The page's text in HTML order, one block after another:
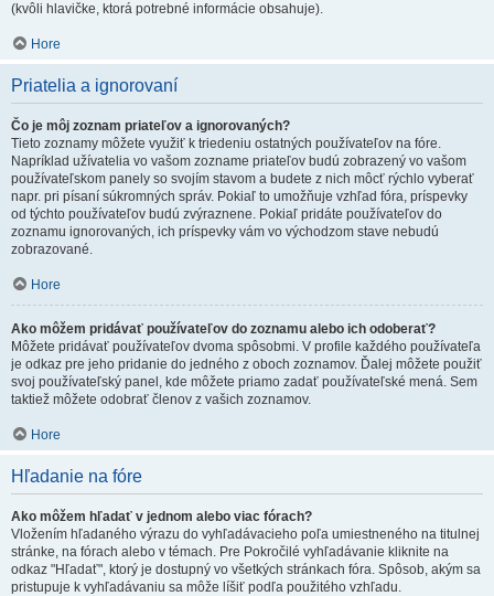
(kvôli hlavičke, ktorá potrebné informácie obsahuje).
Hore
Priatelia a ignorovaní
Čo je môj zoznam priateľov a ignorovaných?
Tieto zoznamy môžete využiť k triedeniu ostatných používateľov na fóre.
Napríklad užívatelia vo vašom zozname priateľov budú zobrazený vo vašom
používateľskom panely so svojím stavom a budete z nich môcť rýchlo vyberať
napr. pri písaní súkromných správ. Pokiaľ to umožňuje vzhľad fóra, príspevky
od týchto používateľov budú zvýraznene. Pokiaľ pridáte používateľov do
zoznamu ignorovaných, ich príspevky vám vo východzom stave nebudú
zobrazované.
Hore
Ako môžem pridávať používateľov do zoznamu alebo ich odoberať?
Môžete pridávať používateľov dvoma spôsobmi. V profile každého používateľa
je odkaz pre jeho pridanie do jedného z oboch zoznamov. Ďalej môžete použiť
svoj používateľský panel, kde môžete priamo zadať používateľské mená. Sem
taktiež môžete odobrať členov z vašich zoznamov.
Hore
Hľadanie na fóre
Ako môžem hľadať v jednom alebo viac fórach?
Vložením hľadaného výrazu do vyhľadávacieho poľa umiestneného na titulnej
stránke, na fórach alebo v témach. Pre Pokročilé vyhľadávanie kliknite na
odkaz "Hľadať", ktorý je dostupný vo všetkých stránkach fóra. Spôsob, akým sa
pristupuje k vyhľadávaniu sa môže líšiť podľa použitého vzhľadu.